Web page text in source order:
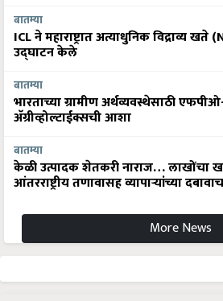
बातम्या
ICL ने महाराष्ट्रात अत्याधुनिक विद्राव्य खते
उद्घाटन केले
बातम्या
भारताच्या ग्रामीण अर्थव्यवस्थेसाठी
अ‍ॅग्रीव्होल्टाईक्सची आशा
बातम्या
केळी उत्पादक शेतकरी नाराज… लाखोंचा
आंतरराष्ट्रीय तणावासह व्यापाऱ्यांच्या
More News